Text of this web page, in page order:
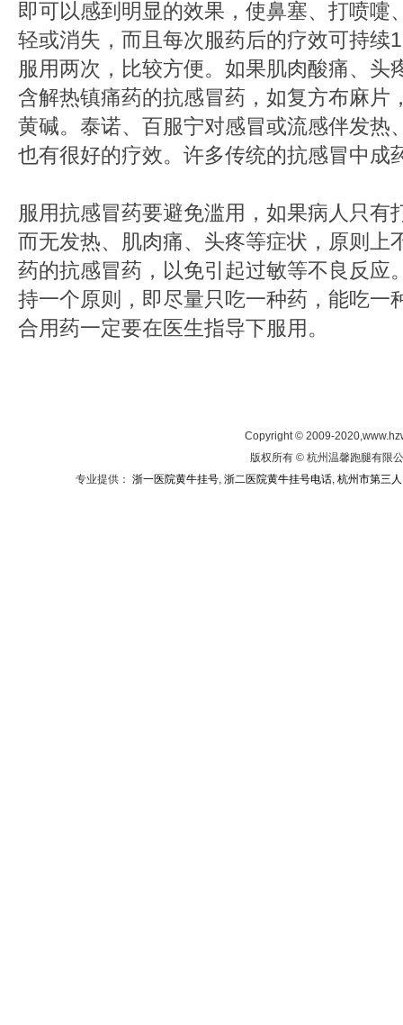
即可以感到明显的效果，使鼻塞、打喷嚏
轻或消失，而且每次服药后的疗效可持续
服用两次，比较方便。如果肌肉酸痛、头
含解热镇痛药的抗感冒药，如复方布麻片
黄碱。泰诺、百服宁对感冒或流感伴发热
也有很好的疗效。许多传统的抗感冒中成
服用抗感冒药要避免滥用，如果病人只有
而无发热、肌肉痛、头疼等症状，原则上
药的抗感冒药，以免引起过敏等不良反应
持一个原则，即尽量只吃一种药，能吃一
合用药一定要在医生指导下服用。
Copyright © 2009-
版权所有 © 杭州温馨跑腿有限
专业提供： 浙一医院黄牛挂号, 浙二医院黄牛挂号电话, 杭州市第三